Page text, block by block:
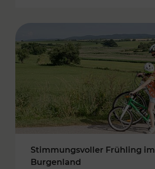
Stimmungsvoller Frühling im
Burgenland